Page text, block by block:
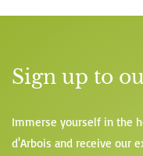
Sign up to
Immerse yourself in the
d'Arbois and receive our